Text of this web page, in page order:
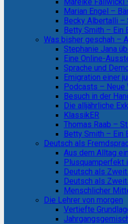
Marian Engel –
Becky Albertalli –
Betty Smith – Ein
Was bisher geschah –
Stephanie Jana
Eine Online-
Sprache und
Emigration einer
Podcasts – Neue
Besuch in der
Die alljährliche
KlassikER
Thomas Raab –
Betty Smith – Ein
Deutsch als
Aus dem Alltag
Plusquamperfekt
Deutsch als
Deutsch als
Menschlicher
Die Lehrer von morgen
Vertiefte